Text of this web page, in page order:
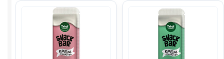
лак.
(КУРИЦА,
ТУНЕЦ)
поштучно
10г
(КУРИЦА,
КРЕВЕТКИ)
поштучно
10г